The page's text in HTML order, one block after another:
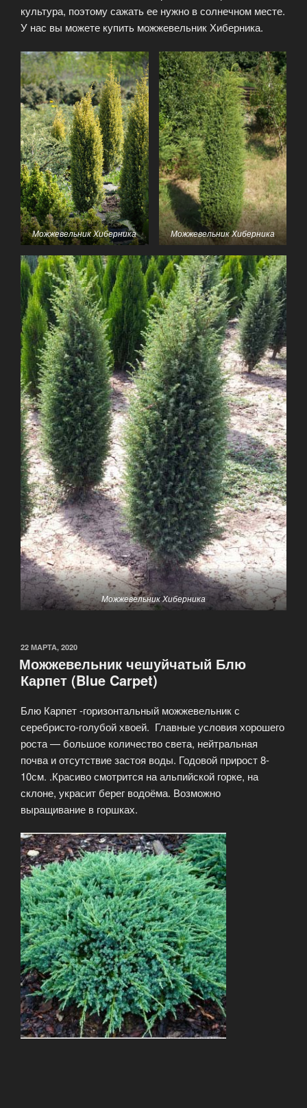
культура, поэтому сажать ее нужно в солнечном месте.
У нас вы можете купить можжевельник Хиберника.
Можжевельник Хиберника Можжевельник Хиберника
Можжевельник Хиберника
22 МАРТА, 2020
Можжевельник чешуйчатый Блю
Карпет (Blue Carpet)
Блю Карпет -горизонтальный можжевельник с
серебристо-голубой хвоей. Главные условия хорошего
роста — большое количество света, нейтральная
почва и отсутствие застоя воды. Годовой прирост 8-
10см. .Красиво смотрится на альпийской горке, на
склоне, украсит берег водоёма. Возможно
выращивание в горшках.